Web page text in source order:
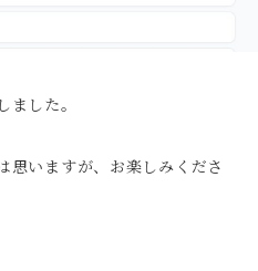
した。
思いますが、お楽しみくださ